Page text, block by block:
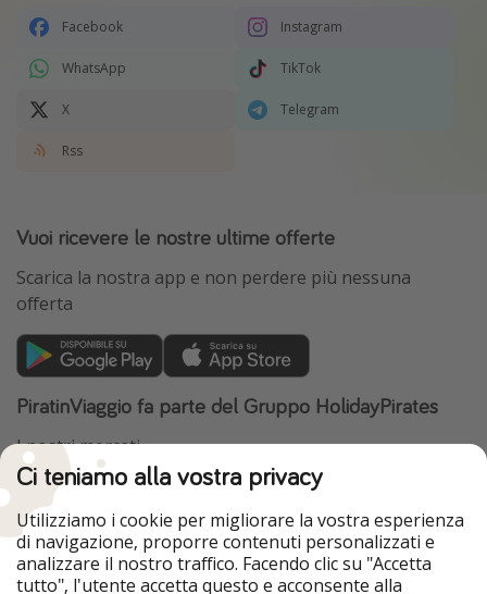
Facebook Instagram
WhatsApp TikTok
X Telegram
Rss
Vuoi ricevere le nostre ultime offerte
Scarica la nostra app e non perdere più nessuna
offerta
PiratinViaggio fa parte del Gruppo HolidayPirates
I nostri mercati
HolidayPirates
VakantiePiraten
WakacyjniPiraci
Ferienpiraten
Urlaubspiraten
Urlaubspiraten
ViajerosPiratas
TravelPirates
Ci teniamo alla vostra privacy
Utilizziamo i cookie per migliorare la vostra esperienza
di navigazione, proporre contenuti personalizzati e
analizzare il nostro traffico. Facendo clic su "Accetta
tutto", l'utente accetta questo e acconsente alla